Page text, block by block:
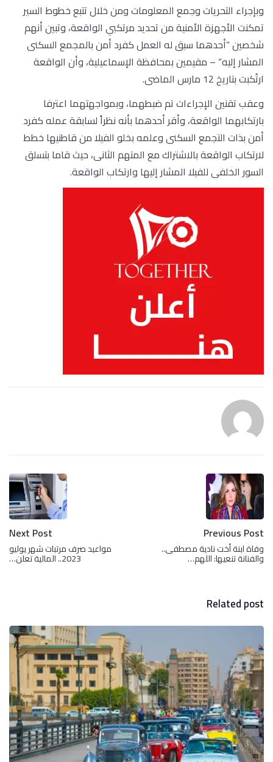
وبإجراء التحريات وجمع المعلومات ومن خلال تتبع خطوط السير
تمكنت الأجهزة الأمنية من تحديد مرتكبي الواقعة، وتبين أنهم
شخصين “أحدهما سبق له العمل كفرد أمن بالمجمع السكنى
المشار إليه” – مقيمين بمحافظة الإسماعيلية، وأن الواقعة
ارتُكبت بتاريخ 12 مارس الماضى.
وعقب تقنين الإجراءات تم ضبطهما، وبمواجهتهما اعترفا
بارتكابهما الواقعة، وأقر أحدهما بأنه نظراً لسابقة عمله كفرد
أمن بذات التجمع السكنى وعلمه بخلو الفيلا من قاطنيها خطط
لارتكاب الواقعة بالاشتراك مع المتهم الثانى، حيث قاما بتسلق
السور الخلفى للفيلا المشار إليها وارتكاب الواقعة.
Previous Post
وفاة ابنة أخت نادية مصطفى..
والفنانة تنعيها: اللهم…
Next Post
مواعيد صرف مرتبات شهر يوليو
2023.. المالية تعلن…
Related post